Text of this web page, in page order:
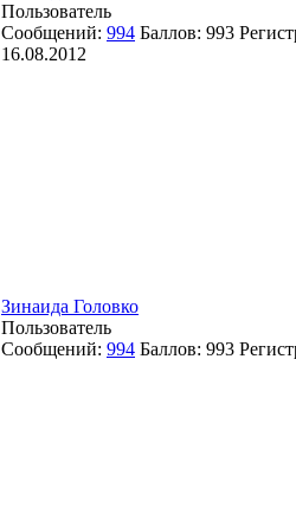
Пользователь
Сообщений: 994 Баллов: 993
16.08.2012
Зинаида Головко
Пользователь
Сообщений: 994 Баллов: 993